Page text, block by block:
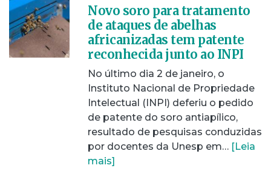
Novo soro para tratamento
de ataques de abelhas
africanizadas tem patente
reconhecida junto ao INPI
No último dia 2 de janeiro, o
Instituto Nacional de Propriedade
Intelectual (INPI) deferiu o pedido
de patente do soro antiapílico,
resultado de pesquisas conduzidas
por docentes da Unesp em… [Leia
mais]